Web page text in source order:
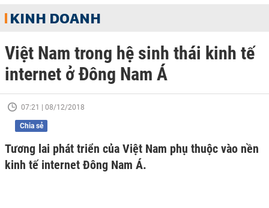
KINH DOANH
Việt Nam trong hệ sinh thái kinh tế
internet ở Đông Nam Á
07:21 | 08/12/2018
Chia sẻ
Tương lai phát triển của Việt Nam phụ thuộc vào nền
kinh tế internet Đông Nam Á.